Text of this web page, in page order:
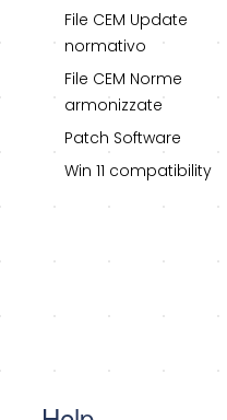
File CEM Update
normativo
File CEM Norme
armonizzate
Patch Software
Win 11 compatibility